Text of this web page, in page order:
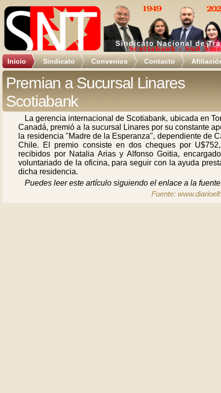
Inicio Sindicato Convenios Contacto
Premian a Sucursal Linares
Scotiabank
La gerencia internacional de Scotiabank, ubicada en
Canadá, premió a la sucursal Linares por su constante
la residencia "Madre de la Esperanza", dependiente de
Chile. El premio consiste en dos cheques por
recibidos por Natalia Arias y Alfonso Goitia,
voluntariado de la oficina, para seguir con la ayuda
dicha residencia.
Puedes leer este artículo siguiendo el enlace a la
Fuente: